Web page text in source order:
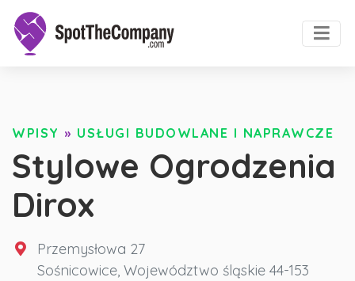
WPISY » USŁUGI BUDOWLANE I NAPRAWCZE
Stylowe Ogrodzenia
Dirox
Przemysłowa 27
Sośnicowice, Województwo śląskie 44-153